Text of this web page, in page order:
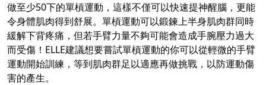
做至少50下的單槓運動，這樣不僅可以快速提神醒腦，更能
令身體肌肉得到舒展。單槓運動可以鍛鍊上半身肌肉群同時
緩解下背疼痛，但若手臂力量不夠可能會造成手腕壓力過大
而受傷！ELLE建議想要嘗試單槓運動的你可以從輕微的手臂
運動開始訓練，等到肌肉群足以適應再做挑戰，以防運動傷
害的產生。